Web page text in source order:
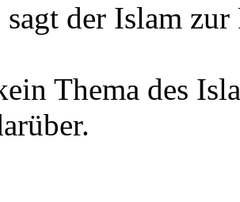
sagt der Islam
Thema des